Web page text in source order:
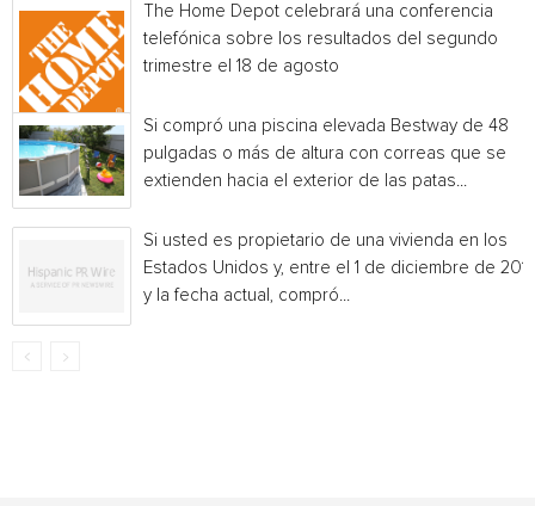
The Home Depot celebrará una conferencia
telefónica sobre los resultados del segundo
trimestre el 18 de agosto
Si compró una piscina elevada Bestway de 48
pulgadas o más de altura con correas que se
extienden hacia el exterior de las patas...
Si usted es propietario de una vivienda en los
Estados Unidos y, entre el 1 de diciembre de
y la fecha actual, compró...